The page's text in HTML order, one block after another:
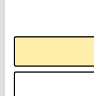
Telefon: +47 22
Man kl. 10:30-